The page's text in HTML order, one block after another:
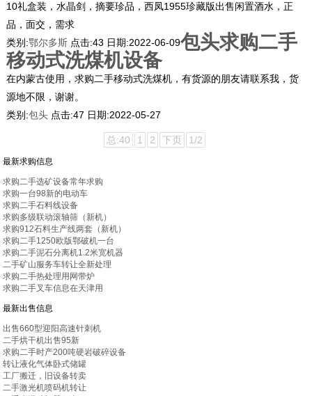
10礼盒装，水晶剑，摘要珍品，西凤1955珍藏版出售闲置酒水，正
品，面交，需求
类别:鄂尔多斯 点击:43 日期:2022-06-09包头求购二手
移动式洗煤机设备
在内蒙古使用，求购二手移动式洗煤机，有货源的朋友请联系我，货
源地不限，谢谢。
类别:包头 点击:47 日期:2022-05-27
总:40 1 2 下页 1/2
最新求购信息
求购二手选矿设备常年求购
求购一台98新的电动车
求购二手石料线设备
求购多级联动滚轴筛（新机）
求购912石料生产线两套（新机）
求购二手1250欧版鄂破机一台
求购二手泥石分离机1.2米宽机器
二手矿山服务车转让全新处理
求购二手热处理用网带炉
求购二手叉车信息在天津用
最新出售信息
出售660型迎阳高速针刺机
二手烘干机出售95新
求购二手时产200吨硬岩破碎设备
转让液化气体卧式储罐
工厂搬迁，旧设备转卖
二手激光机喷码机转让